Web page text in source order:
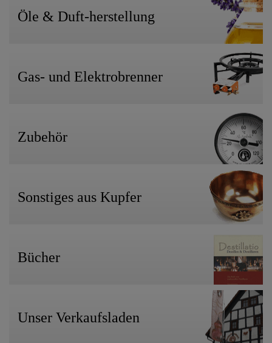
Öle & Duft-herstellung
Gas- und Elektrobrenner
Zubehör
Sonstiges aus Kupfer
Bücher
Unser Verkaufsladen